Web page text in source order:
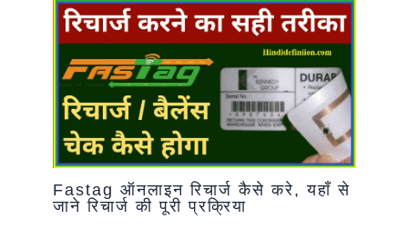
Fastag ऑनलाइन रिचार्ज कैसे करे, यहाँ से
जाने रिचार्ज की पूरी प्रक्रिया